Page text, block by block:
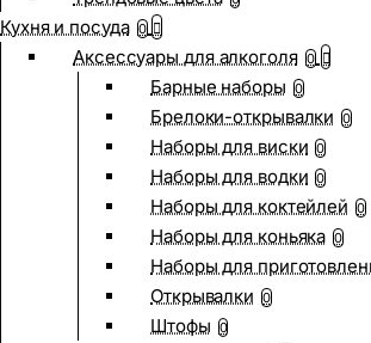
Кухня и посуда 0
Аксессуары для алкоголя 0
Барные наборы 0
Брелоки-открывалки 0
Наборы для виски 0
Наборы для водки 0
Наборы для коктейлей 0
Наборы для коньяка 0
Наборы для
Открывалки 0
Штофы 0